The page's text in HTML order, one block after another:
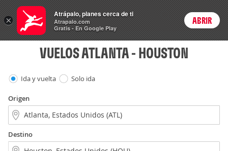
Vuelos Login
VUELOS ATLANTA - HOUSTON
Ida y vuelta Solo ida
Origen
Destino
×
Atrápalo, planes cerca de ti
Atrapalo.com
Gratis - En Google Play
ABRIR